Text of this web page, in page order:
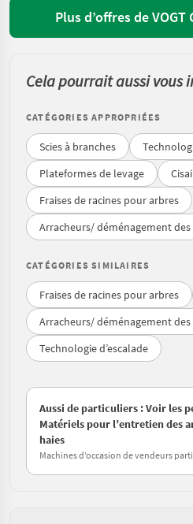
Plus d’offres de VOGT
Cela pourrait aussi vous
CATÉGORIES APPROPRIÉES
Scies à branches
Plateformes de levage
Fraises de racines pour arbres
Arracheurs/ déménagement des
CATÉGORIES SIMILAIRES
Fraises de racines pour arbres
Arracheurs/ déménagement des
Technologie d’escalade
Aussi de particuliers : Voir les
Matériels pour l’entretien des
haies
Machines d’occasion de vendeurs